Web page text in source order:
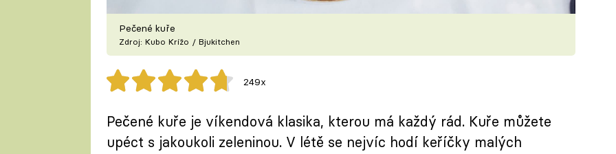
Pečené kuře
Zdroj: Kubo Krížo / Bjukitchen
249x
Pečené kuře je víkendová klasika, kterou má každý rád. Kuře můžete
upéct s jakoukoli zeleninou. V létě se nejvíc hodí keříčky malých